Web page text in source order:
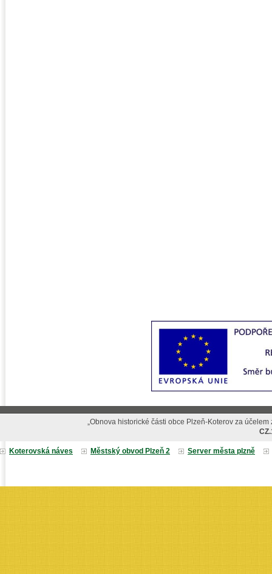
„Obnova historické části obce Plzeň-Koterov za
Koterovská náves Městský obvod Plzeň 2 Server města plzně